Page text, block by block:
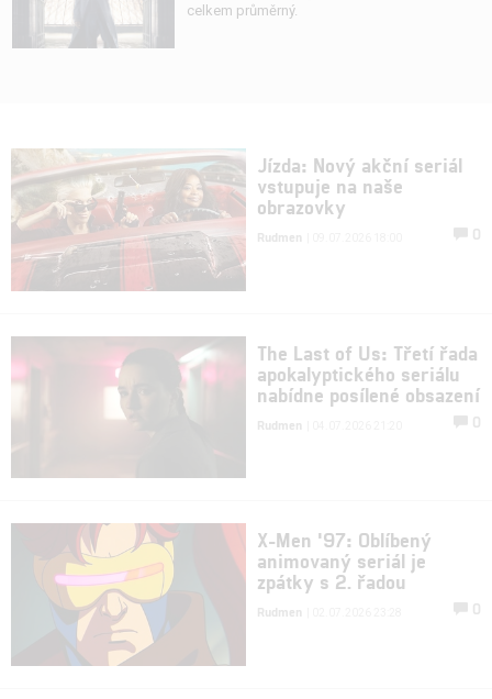
celkem průměrný.
Jízda: Nový akční seriál
vstupuje na naše
obrazovky
Rudmen 0
The Last of Us: Třetí řada
apokalyptického seriálu
nabídne posílené obsazení
Rudmen 0
X-Men '97: Oblíbený
animovaný seriál je
zpátky s 2. řadou
Rudmen 0